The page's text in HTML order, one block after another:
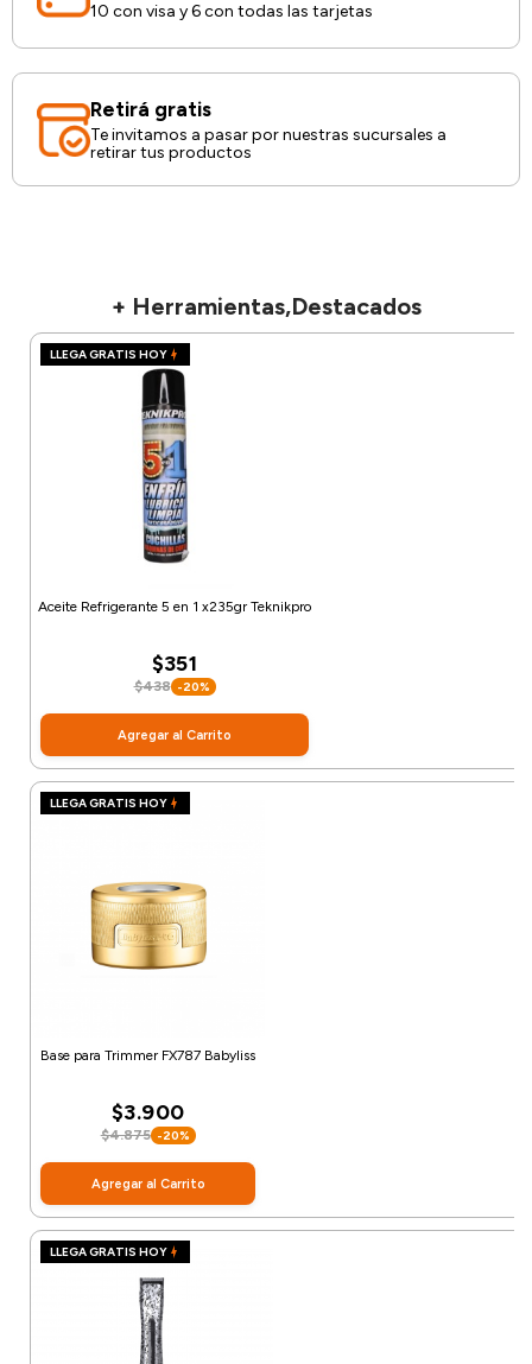
10 con visa y 6 con todas las tarjetas
Retirá gratis
Te invitamos a pasar por nuestras sucursales a
retirar tus productos
+ Herramientas,Destacados
LLEGA GRATIS HOY
Aceite Refrigerante 5 en 1 x235gr Teknikpro
$351
$438 -20%
Agregar al Carrito
LLEGA GRATIS HOY
Base para Trimmer FX787 Babyliss
$3.900
$4.875 -20%
Agregar al Carrito
LLEGA GRATIS HOY